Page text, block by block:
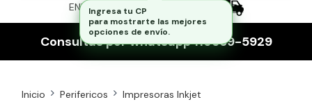
ENVÍO GRATIS A TODO EL PAÍS
Consultas por whatsapp 116559-5929
Inicio Perifericos Impresoras Inkjet
Ingresa tu CP
para mostrarte las mejores
opciones de envío.